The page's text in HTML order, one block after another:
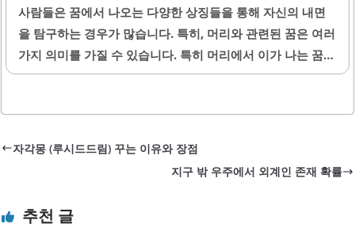
사람들은 꿈에서 나오는 다양한 상징들을 통해 자신의 내면
을 탐구하는 경우가 많습니다. 특히, 머리와 관련된 꿈은 여러
가지 의미를 가질 수 있습니다. 특히 머리에서 이가 나는 꿈은
많은 사람들에게 충격적이거나 혼란스러운 경험으로 여겨지
미에 대해 살펴보겠습니다. 꿈의 상징성 꿈에서 나타나는 다
양한 요소들은 나름의 상징성을 가지며, 이를 통해 여러 가지
이 깊은 부분입니다. 머리에서 이가 나오는 꿈은 자신의 지식
관련이 있음을 시사합니다. 이가 머리에서 나오는 모습은 자
자각몽 (루시드드림) 꾸는 이유와 장점
지구 밖 우주에서 외계인 존재 확률
추천 글